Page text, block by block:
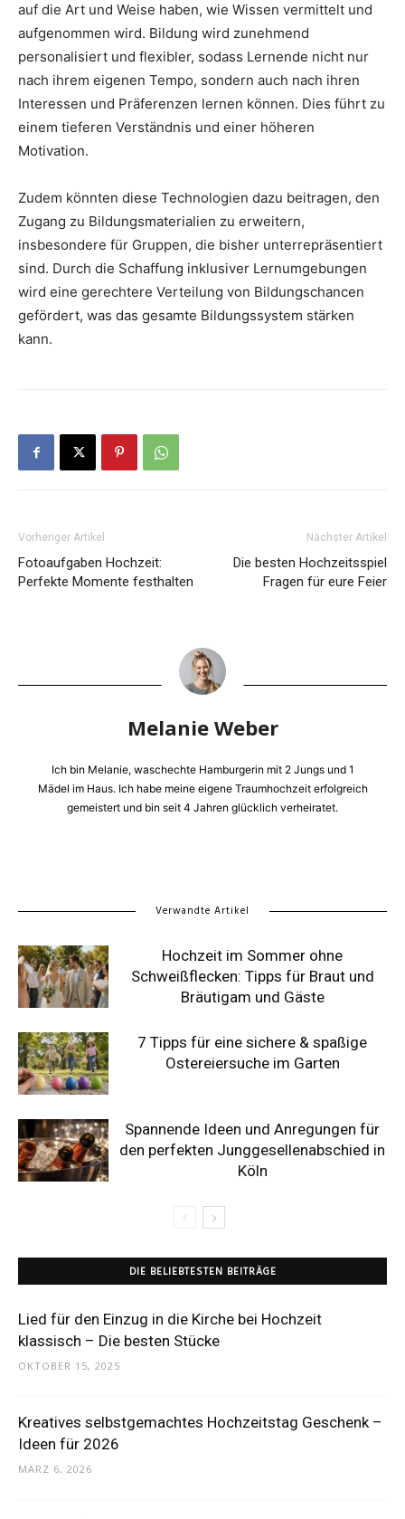
auf die Art und Weise haben, wie Wissen vermittelt und
aufgenommen wird. Bildung wird zunehmend
personalisiert und flexibler, sodass Lernende nicht nur
nach ihrem eigenen Tempo, sondern auch nach ihren
Interessen und Präferenzen lernen können. Dies führt zu
einem tieferen Verständnis und einer höheren
Motivation.
Zudem könnten diese Technologien dazu beitragen, den
Zugang zu Bildungsmaterialien zu erweitern,
insbesondere für Gruppen, die bisher unterrepräsentiert
sind. Durch die Schaffung inklusiver Lernumgebungen
wird eine gerechtere Verteilung von Bildungschancen
gefördert, was das gesamte Bildungssystem stärken
kann.
Vorheriger Artikel
Fotoaufgaben Hochzeit:
Perfekte Momente festhalten
Nächster Artikel
Die besten Hochzeitsspiel
Fragen für eure Feier
Melanie Weber
Ich bin Melanie, waschechte Hamburgerin mit 2 Jungs und 1
Mädel im Haus. Ich habe meine eigene Traumhochzeit erfolgreich
gemeistert und bin seit 4 Jahren glücklich verheiratet.
Verwandte Artikel
Hochzeit im Sommer ohne
Schweißflecken: Tipps für Braut und
Bräutigam und Gäste
7 Tipps für eine sichere & spaßige
Ostereiersuche im Garten
Spannende Ideen und Anregungen für
den perfekten Junggesellenabschied in
Köln
DIE BELIEBTESTEN BEITRÄGE
Lied für den Einzug in die Kirche bei Hochzeit
klassisch – Die besten Stücke
OKTOBER 15, 2025
Kreatives selbstgemachtes Hochzeitstag Geschenk –
Ideen für 2026
MÄRZ 6, 2026